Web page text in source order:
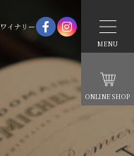
イナリー
MENU
ONLINE SHOP